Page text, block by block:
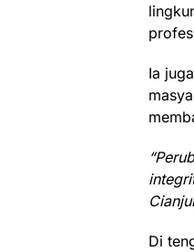
Ia
Di